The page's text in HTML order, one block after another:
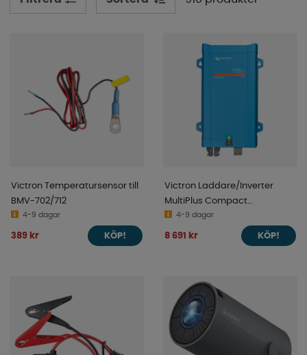
Victron Temperatursensor till
BMV-702/712
4-9 dagar
389 kr KÖP!
Victron Laddare/Inverter
MultiPlus Compact
24/1200/25-16 230V VE.Bus
4-9 dagar
8 691 kr KÖP!